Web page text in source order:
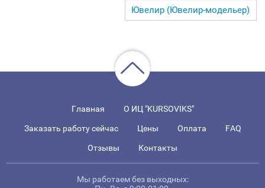
Ювелир (Ювелир-модельер)
Главная О ИЦ "KURSOVIKS"
Заказать работу сейчас Цены Оплата FAQ
Отзывы Контакты
Мы работаем без выходных: